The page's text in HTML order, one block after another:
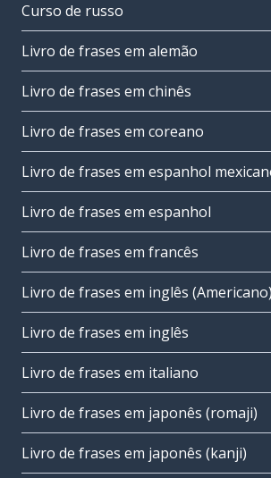
Curso de russo
Livro de frases em alemão
Livro de frases em chinês
Livro de frases em coreano
Livro de frases em espanhol
Livro de frases em espanhol
Livro de frases em francês
Livro de frases em inglês (Americano)
Livro de frases em inglês
Livro de frases em italiano
Livro de frases em japonês (romaji)
Livro de frases em japonês (kanji)